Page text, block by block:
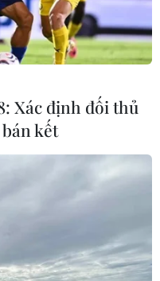
Xác định đối thủ
kết